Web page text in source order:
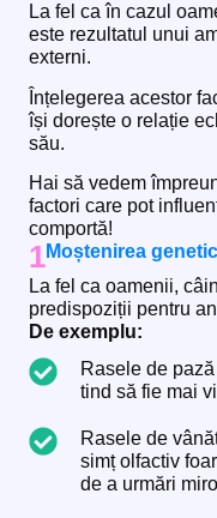
La fel ca în cazul
este rezultatul unui
externi.
Înțelegerea acestor
își dorește o relație
său.
Hai să vedem
factori care pot
comportă!
1Moștenirea
La fel ca oamenii,
predispoziții pentru
De exemplu:
Rasele de
tind să fie mai
Rasele de
simț olfactiv
de a urmări